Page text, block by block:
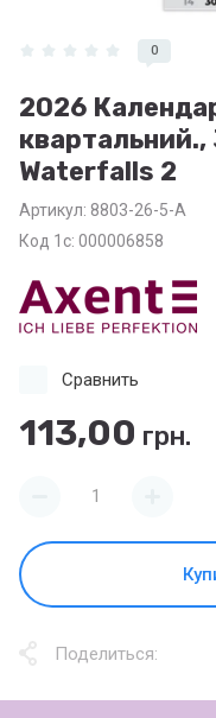
0
2026
Waterfalls 2
Артикул: 8803-26-5-A
Код 1с: 000006858
113,00 грн.
Сравнить
Поделиться: